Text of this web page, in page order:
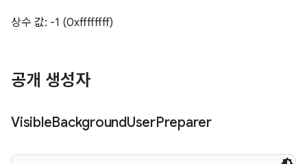
상수 값: -1 (0xffffffff)
공개 생성자
VisibleBackgroundUserPreparer